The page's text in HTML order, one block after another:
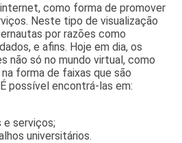
como forma de promover
Neste tipo de visualização
por razões como
e afins. Hoje em dia, os
não só no mundo virtual, como
forma de faixas que são
possível encontrá-las em:
e serviços;
universitários.